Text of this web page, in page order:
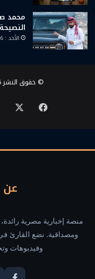
محمد
الأحد : 9/8/2026
© حقوق النشر 2026، جميع الحقوق محفوظة
فيسبوك
عن
منصة إخبارية مصرية
ومصداقية. نضع القارئ
وفيديوهات